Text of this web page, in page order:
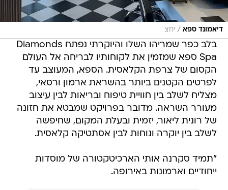
דיאמונד ספא / יחצ
בלב כפר שמריהו השלו והיוקרתי נפתח Diamonds
Spa ספא שמזמין את לקוחותיו לבריחה אל העולם
הקסום של צרפת הקלאסית. הספא, המעוצב עד
לפרטים הקטנים ביותר בהשראת ארמון ורסאי,
מצליח לשלב בין חוויית טיפוח ובריאות לבין עיצוב
מעורר השראה. מדובר בפרויקט שמבטא את חזונה
של רונית ליאור, יזמית ובעלת המקום, שחיפשה
לשלב בין יוקרה ונוחות לבין אסתטיקה קלאסית.
"תמיד סקרנה אותי הארכיטקטורה של מוסדות
ייחודיים וארמונות באירופה.